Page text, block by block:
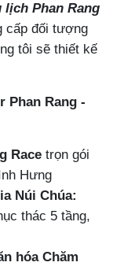
lịch Phan Rang
cấp đối tượng
tôi sẽ thiết kế
Phan Rang -
Race trọn gói
Hưng
Núi Chúa:
thác 5 tầng,
hóa Chăm